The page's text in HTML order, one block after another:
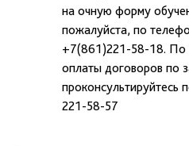
на очную форму
пожалуйста, по
+7(861)221-58-18. По
оплаты договоров по
221-58-57